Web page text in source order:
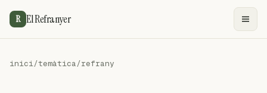
R El Refranyer
inici/temàtica/refrany